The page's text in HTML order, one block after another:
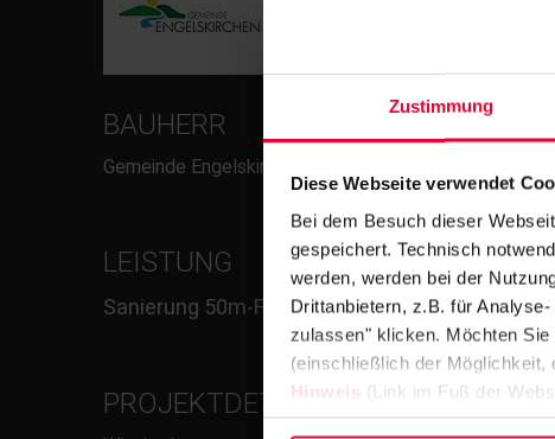
Zustimmung
Diese Webseite verwendet
Bei dem Besuch dieser
gespeichert. Technisch
werden, werden bei der
Drittanbietern, z.B. für
zulassen" klicken. Möchten
(einschließlich der Möglichkeit,
Hinweis (Link im Fuß der
BAUHERR
Gemeinde Engelskirchen
LEISTUNG
Sanierung 50m-Freibecken
PROJEKTDETAILS/RINNE